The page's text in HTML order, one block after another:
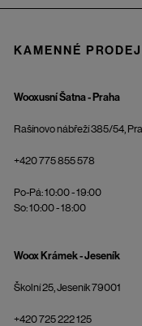
KAMENNÉ
Wooxusní Šatna - Praha
Rašínovo nábřeží 385/54,
+420 775 855 578
Po-Pá: 10:00 - 19:00
So: 10:00 - 18:00
Woox Krámek - Jeseník
Školní 25, Jeseník 79001
+420 725 222 125